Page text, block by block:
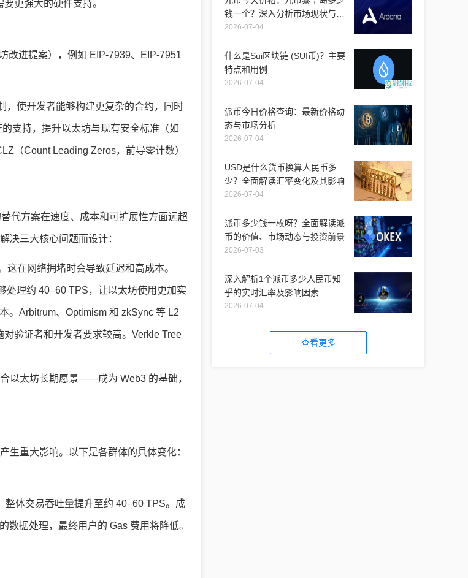
更强大的硬件支持。
改进提案），例如 EIP-7939、EIP-7951
，使开发者能够构建更复杂的合约，同时
支持，提升以太坊与现有安全标准（如
（Count Leading Zeros，前导零计数）
代方案在速度、成本和可扩展性方面远超
决三大核心问题而设计：
在网络拥堵时会导致延迟和高成本。
处理约 40–60 TPS，让以太坊使用更加实
。Arbitrum、Optimism 和 zkSync 等 L2
验证者和开发者要求较高。Verkle Tree
以太坊长期愿景——成为 Web3 的基础，
重大影响。以下是各群体的具体变化：
整体交易吞吐量提升至约 40–60 TPS。成
据处理，最终用户的 Gas 费用将降低。
钱一个？深入分析市场现状与未
来走向
2026-07-04
什么是Sui区块链 (SUI币)？主要
特点和用例
2026-07-04
派币今日价格查询：最新价格动
态与市场分析
2026-07-04
USD是什么货币换算人民币多
少？全面解读汇率变化及其影响
2026-07-04
派币多少钱一枚呀？全面解读派
币的价值、市场动态与投资前景
2026-07-03
深入解析1个派币多少人民币知
乎的实时汇率及影响因素
2026-07-04
查看更多